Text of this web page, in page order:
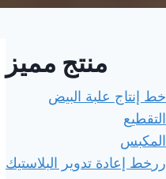
منتج مميز
خط إنتاج علبة البيض
التقطيع
المكبس
رر خط إعادة تدوير البلاستيك